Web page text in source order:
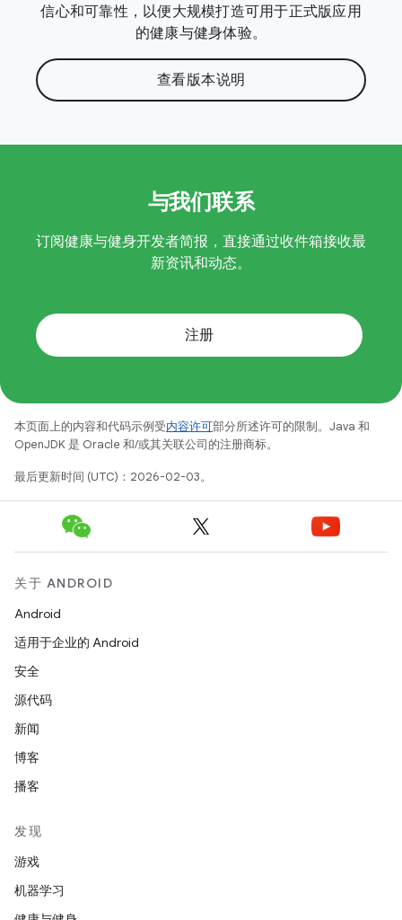
信心和可靠性，以便大规模打造可用于正式版应用
的健康与健身体验。
查看版本说明
与我们联系
订阅健康与健身开发者简报，直接通过收件箱接收最
新资讯和动态。
注册
本页面上的内容和代码示例受内容许可部分所述许可的限制。Java 和
OpenJDK 是 Oracle 和/或其关联公司的注册商标。
最后更新时间 (UTC)：2026-02-03。
关于 ANDROID
Android
适用于企业的 Android
安全
源代码
新闻
博客
播客
发现
游戏
机器学习